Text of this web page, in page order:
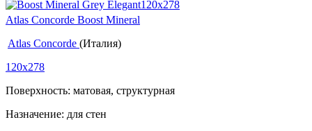
Atlas Concorde Boost Mineral
Atlas Concorde (Италия)
120x278
Поверхность: матовая, структурная
Назначение: для стен